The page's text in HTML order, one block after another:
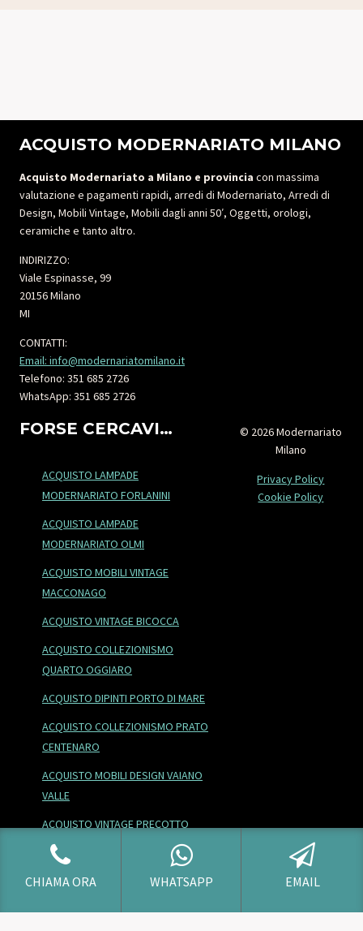
ACQUISTO MODERNARIATO MILANO
Acquisto Modernariato a Milano e provincia con massima
valutazione e pagamenti rapidi, arredi di Modernariato, Arredi di
Design, Mobili Vintage, Mobili dagli anni 50′, Oggetti, orologi,
ceramiche e tanto altro.
INDIRIZZO:
Viale Espinasse, 99
20156 Milano
MI
CONTATTI:
Email: info@modernariatomilano.it
Telefono: 351 685 2726
WhatsApp: 351 685 2726
FORSE CERCAVI…
ACQUISTO LAMPADE
MODERNARIATO FORLANINI
ACQUISTO LAMPADE
MODERNARIATO OLMI
ACQUISTO MOBILI VINTAGE
MACCONAGO
ACQUISTO VINTAGE BICOCCA
ACQUISTO COLLEZIONISMO
QUARTO OGGIARO
ACQUISTO DIPINTI PORTO DI MARE
ACQUISTO COLLEZIONISMO PRATO
CENTENARO
ACQUISTO MOBILI DESIGN VAIANO
VALLE
ACQUISTO VINTAGE PRECOTTO
ACQUISTO DIPINTI VILLAGGIO DEI
© 2026 Modernariato
Milano
Privacy Policy
Cookie Policy
CHIAMA ORA WHATSAPP EMAIL